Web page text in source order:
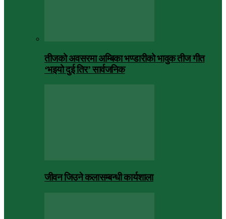
तीजको अवसरमा अम्बिका भण्डारीको भावुक तीज गीत
‘भइयो दुई तिर’ सार्वजनिक
जीवन जिउने कलासम्बन्धी कार्यशाला